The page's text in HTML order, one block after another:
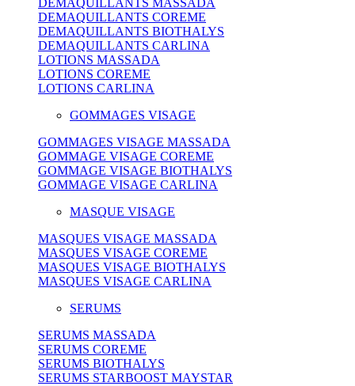
DEMAQUILLANTS MASSADA
DEMAQUILLANTS COREME
DEMAQUILLANTS BIOTHALYS
DEMAQUILLANTS CARLINA
LOTIONS MASSADA
LOTIONS COREME
LOTIONS CARLINA
GOMMAGES VISAGE
GOMMAGES VISAGE MASSADA
GOMMAGE VISAGE COREME
GOMMAGE VISAGE BIOTHALYS
GOMMAGE VISAGE CARLINA
MASQUE VISAGE
MASQUES VISAGE MASSADA
MASQUES VISAGE COREME
MASQUES VISAGE BIOTHALYS
MASQUES VISAGE CARLINA
SERUMS
SERUMS MASSADA
SERUMS COREME
SERUMS BIOTHALYS
SERUMS STARBOOST MAYSTAR